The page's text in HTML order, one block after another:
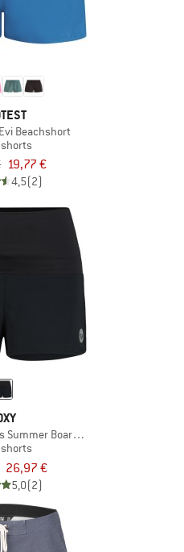
Beachshort
19,77 €
4,5(2)
Summer Boardshorts
26,97 €
5,0(2)